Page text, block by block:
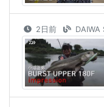
2日前 DAIWA